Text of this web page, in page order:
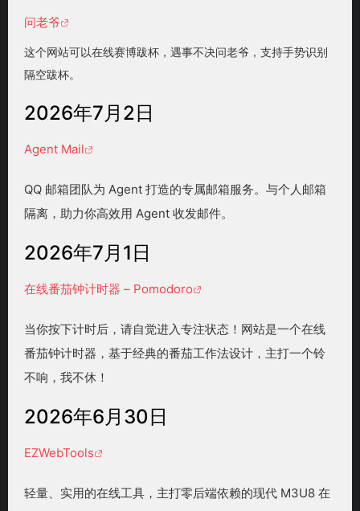
问老爷
这个网站可以在线赛博跋杯，遇事不决问老爷，支持手势识别
隔空跋杯。
2026年7月2日
Agent Mail
QQ 邮箱团队为 Agent 打造的专属邮箱服务。与个人邮箱
隔离，助力你高效用 Agent 收发邮件。
2026年7月1日
在线番茄钟计时器 – Pomodoro
当你按下计时后，请自觉进入专注状态！网站是一个在线
番茄钟计时器，基于经典的番茄工作法设计，主打一个铃
不响，我不休！
2026年6月30日
EZWebTools
轻量、实用的在线工具，主打零后端依赖的现代 M3U8 在